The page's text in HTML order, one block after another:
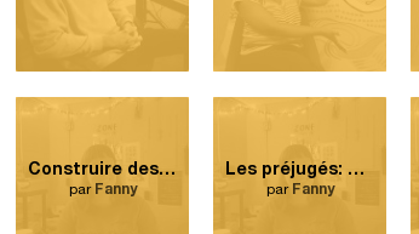
Construire des liens avec les jeunes.
par Fanny
Les préjugés: un travail de déconstruction au quotidien.
par Fanny